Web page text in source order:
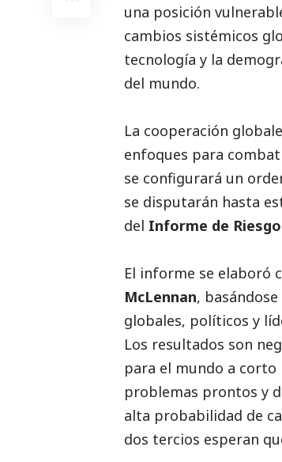
una posición
cambios sistémicos
tecnología y la
del mundo.
La cooperación
enfoques para
se configurará un
se disputarán hasta
del Informe de
El informe se elaboró
McLennan,
globales, políticos y
Los resultados son
para el mundo a corto
problemas prontos y
alta probabilidad de
dos tercios esperan